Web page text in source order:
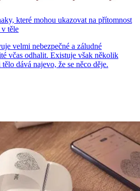
které mohou ukazovat na přítomnost
těle
velmi nebezpečné a záludné
včas odhalit. Existuje však několik
dává najevo, že se něco děje.